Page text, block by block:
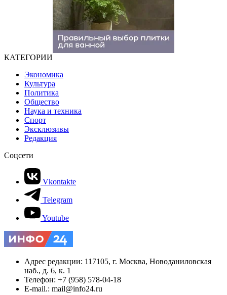
КАТЕГОРИИ
Экономика
Культура
Политика
Общество
Наука и техника
Спорт
Эксклюзивы
Редакция
Соцсети
Vkontakte
Telegram
Youtube
Адрес редакции: 117105, г. Москва, Новоданиловская
наб., д. 6, к. 1
Телефон: +7 (958) 578-04-18
E-mail.: mail@info24.ru